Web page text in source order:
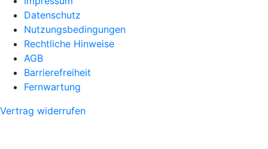
Datenschutz
Nutzungsbedingungen
Rechtliche Hinweise
AGB
Barrierefreiheit
Fernwartung
Vertrag widerrufen